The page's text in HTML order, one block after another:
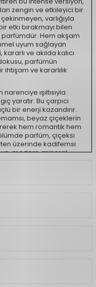
zengin ve etkileyici bir
varlığıyla
etki bırakmayı bilen
parfümdür. Hem akşam
uyum sağlayan
ve akılda kalıcı
parfümün
ve kararlılık
ışıltısıyla
yaratır. Bu çarpıcı
bir enerji kazandırır.
beyaz çiçeklerin
hem romantik hem
parfüm, çiçeksi
ten üzerinde kadifemsi
modern, mineral
akor, parfüme
kazandırarak Intense
bir silüet sunar.